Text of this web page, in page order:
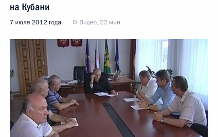
на Кубани
7 июля 2012 года Видео, 22 мин.